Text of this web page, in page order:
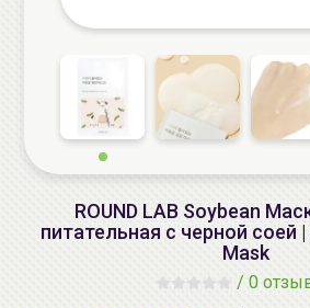
ROUND LAB Soybean
питательная с черной соей
Mask
/ 0